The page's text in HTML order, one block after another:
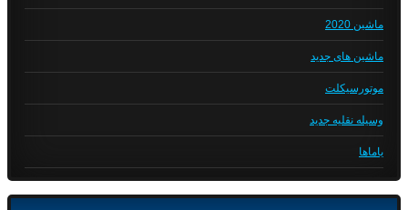
ماشین 2020
ماشین های جدید
موتورسیکلت
وسیله نقلیه جدید
یاماها